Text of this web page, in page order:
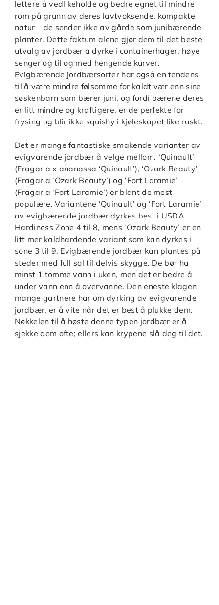
lettere å vedlikeholde og bedre egnet til mindre
rom på grunn av deres lavtvoksende, kompakte
natur – de sender ikke av gårde som junibærende
planter. Dette faktum alene gjør dem til det beste
utvalg av jordbær å dyrke i containerhager, høye
senger og til og med hengende kurver.
Evigbærende jordbærsorter har også en tendens
til å være mindre følsomme for kaldt vær enn sine
søskenbarn som bærer juni, og fordi bærene deres
er litt mindre og kraftigere, er de perfekte for
frysing og blir ikke squishy i kjøleskapet like raskt.
Det er mange fantastiske smakende varianter av
evigvarende jordbær å velge mellom. ‘Quinault’
(Fragaria x ananassa ‘Quinault’), ‘Ozark Beauty’
(Fragaria ‘Ozark Beauty’) og ‘Fort Laramie’
(Fragaria ‘Fort Laramie’) er blant de mest
populære. Variantene ‘Quinault’ og ‘Fort Laramie’
av evigbærende jordbær dyrkes best i USDA
Hardiness Zone 4 til 8, mens ‘Ozark Beauty’ er en
litt mer kaldhardende variant som kan dyrkes i
sone 3 til 9. Evigbærende jordbær kan plantes på
steder med full sol til delvis skygge. De bør ha
minst 1 tomme vann i uken, men det er bedre å
under vann enn å overvanne. Den eneste klagen
mange gartnere har om dyrking av evigvarende
jordbær, er å vite når det er best å plukke dem.
Nøkkelen til å høste denne typen jordbær er å
sjekke dem ofte; ellers kan krypene slå deg til det.